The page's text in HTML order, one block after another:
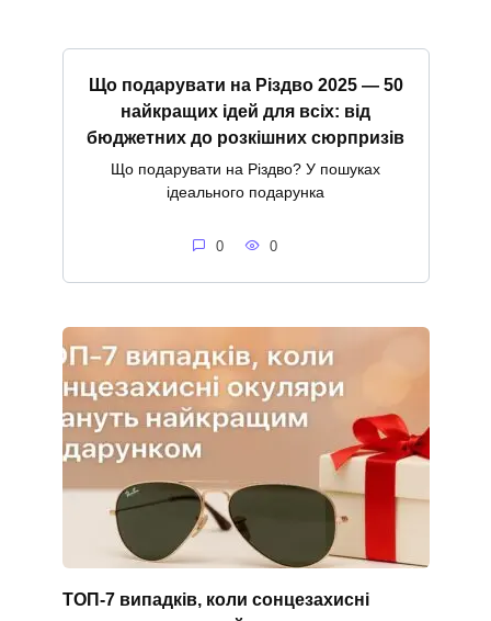
Що подарувати на Різдво 2025 — 50
найкращих ідей для всіх: від
бюджетних до розкішних сюрпризів
Що подарувати на Різдво? У пошуках
ідеального подарунка
0 0
ТОП-7 випадків, коли сонцезахисні